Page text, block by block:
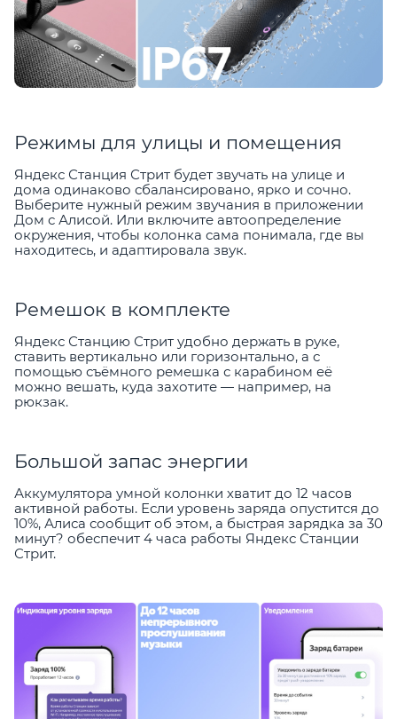
Режимы для улицы и помещения
Яндекс Станция Стрит будет звучать на улице и
дома одинаково сбалансировано, ярко и сочно.
Выберите нужный режим звучания в приложении
Дом с Алисой. Или включите автоопределение
окружения, чтобы колонка сама понимала, где вы
находитесь, и адаптировала звук.
Ремешок в комплекте
Яндекс Станцию Стрит удобно держать в руке,
ставить вертикально или горизонтально, а с
помощью съёмного ремешка с карабином её
можно вешать, куда захотите — например, на
рюкзак.
Большой запас энергии
Аккумулятора умной колонки хватит до 12 часов
активной работы. Если уровень заряда опустится до
10%, Алиса сообщит об этом, а быстрая зарядка за 30
минут? обеспечит 4 часа работы Яндекс Станции
Стрит.